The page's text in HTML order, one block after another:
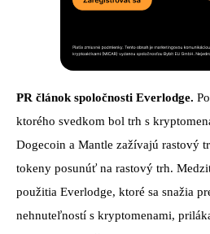
PR článok spoločnosti Everlodge.
ktorého svedkom bol trh s
Dogecoin a Mantle zažívajú rastový
tokeny posunúť na rastový trh.
použitia Everlodge, ktoré sa snažia
nehnuteľností s kryptomenami,